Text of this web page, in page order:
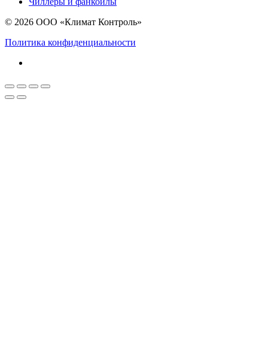
© 2026 ООО «Климат Контроль»
Политика конфиденциальности